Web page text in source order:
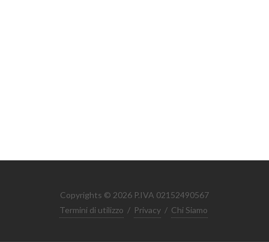
Copyrights © 2026 P.IVA 02152490567
Termini di utilizzo / Privacy / Chi Siamo